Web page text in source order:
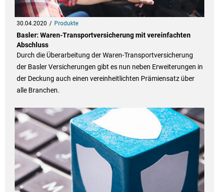
30.04.2020 Produkte
Basler: Waren-Transportversicherung mit vereinfachten
Abschluss
Durch die Überarbeitung der Waren-Transportversicherung
der Basler Versicherungen gibt es nun neben Erweiterungen in
der Deckung auch einen vereinheitlichten Prämiensatz über
alle Branchen.